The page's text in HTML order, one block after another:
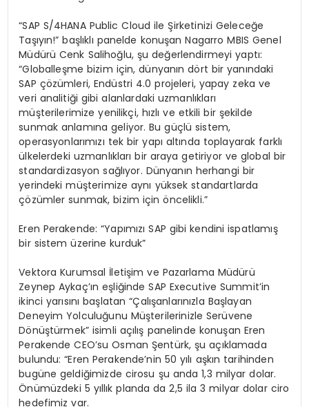
“SAP S/4HANA Public Cloud ile Şirketinizi Geleceğe
Taşıyın!” başlıklı panelde konuşan Nagarro MBIS Genel
Müdürü Cenk Salihoğlu, şu değerlendirmeyi yaptı:
“Globalleşme bizim için, dünyanın dört bir yanındaki
SAP çözümleri, Endüstri 4.0 projeleri, yapay zeka ve
veri analitiği gibi alanlardaki uzmanlıkları
müşterilerimize yenilikçi, hızlı ve etkili bir şekilde
sunmak anlamına geliyor. Bu güçlü sistem,
operasyonlarımızı tek bir yapı altında toplayarak farklı
ülkelerdeki uzmanlıkları bir araya getiriyor ve global bir
standardizasyon sağlıyor. Dünyanın herhangi bir
yerindeki müşterimize aynı yüksek standartlarda
çözümler sunmak, bizim için öncelikli.”
Eren Perakende: “Yapımızı SAP gibi kendini ispatlamış
bir sistem üzerine kurduk”
Vektora Kurumsal İletişim ve Pazarlama Müdürü
Zeynep Aykaç’ın eşliğinde SAP Executive Summit’in
ikinci yarısını başlatan “Çalışanlarınızla Başlayan
Deneyim Yolculuğunu Müşterilerinizle Serüvene
Dönüştürmek” isimli açılış panelinde konuşan Eren
Perakende CEO’su Osman Şentürk, şu açıklamada
bulundu: “Eren Perakende’nin 50 yılı aşkın tarihinden
bugüne geldiğimizde cirosu şu anda 1,3 milyar dolar.
Önümüzdeki 5 yıllık planda da 2,5 ila 3 milyar dolar ciro
hedefimiz var.